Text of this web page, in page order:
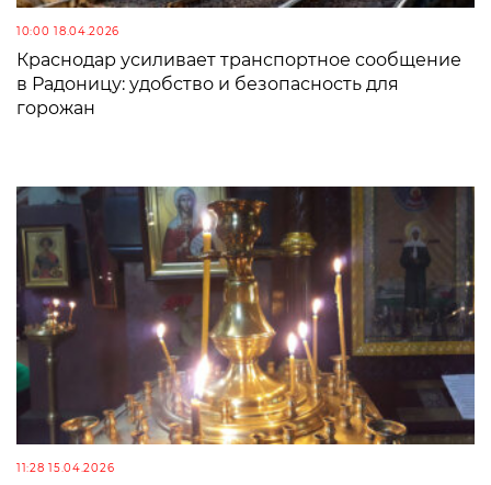
10:00 18.04.2026
Краснодар усиливает транспортное сообщение
в Радоницу: удобство и безопасность для
горожан
11:28 15.04.2026